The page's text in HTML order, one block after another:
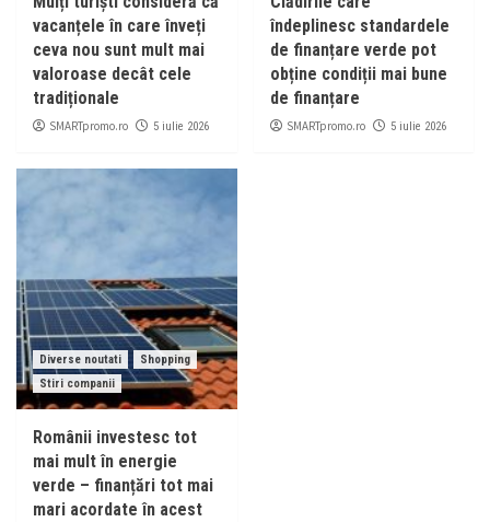
vacanțele în care înveți
ceva nou sunt mult mai
valoroase decât cele
tradiționale
SMARTpromo.ro 5 iulie 2026
îndeplinesc standardele
de finanțare verde pot
obține condiții mai bune
de finanțare
SMARTpromo.ro 5 iulie 2026
Diverse noutati
Shopping
Stiri companii
Românii investesc tot
mai mult în energie
verde – finanțări tot mai
mari acordate în acest